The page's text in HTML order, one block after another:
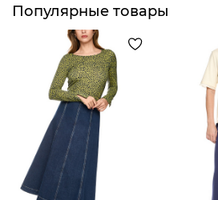
Популярные товары